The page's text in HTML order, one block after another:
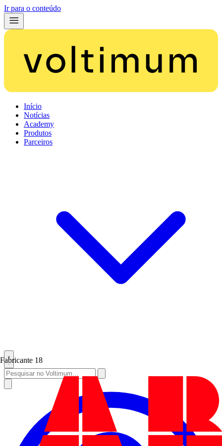
Ir para o conteúdo
Início
Notícias
Academy
Produtos
Parceiros
Fabricante 18